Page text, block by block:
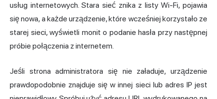
usług internetowych. Stara sieć znika z listy Wi-Fi, pojawia
się nowa, a każde urządzenie, które wcześniej korzystało ze
starej sieci, wyświetli monit o podanie hasła przy następnej
próbie połączenia z internetem.
Jeśli strona administratora się nie załaduje, urządzenie
prawdopodobnie znajduje się w innej sieci lub adres IP jest